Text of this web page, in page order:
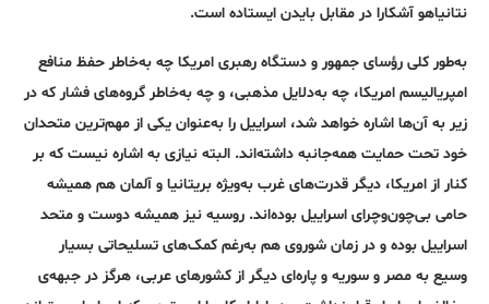
نتانیاهو آشکارا در مقابل بایدن ایستاده است.
به‌طور کلی رؤسای جمهور و دستگاه رهبری امریکا چه به‌خاطر حفظ منافع
امپریالیسم امریکا، چه به‌دلایل مذهبی، و چه به‌خاطر گروه‌های فشار که در
زیر به آن‌ها اشاره خواهد شد، اسراییل را به‌عنوان یکی از مهم‌ترین متحدان
خود تحت حمایت همه‌جانبه داشته‌اند. البته نیازی به اشاره نیست که بر
کنار از امریکا، دیگر قدرت‌های غرب به‌ویژه بریتانیا و آلمان هم همیشه
حامی بی‌چون‌و‌چرای اسراییل بوده‌اند. روسیه نیز همیشه دوست و متحد
اسراییل بوده و در زمان شوروی هم به‌رغم کمک‌های تسلیحاتی بسیار
وسیع به مصر و سوریه و پاره‌ای دیگر از کشورهای عربی، هرگز در جبهه‌ی